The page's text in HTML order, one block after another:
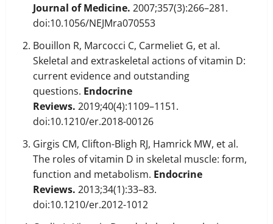
Journal of Medicine. 2007;357(3):266–281.
doi:10.1056/NEJMra070553
Bouillon R, Marcocci C, Carmeliet G, et al.
Skeletal and extraskeletal actions of vitamin D:
current evidence and outstanding
questions. Endocrine
Reviews. 2019;40(4):1109–1151.
doi:10.1210/er.2018-00126
Girgis CM, Clifton-Bligh RJ, Hamrick MW, et al.
The roles of vitamin D in skeletal muscle: form,
function and metabolism. Endocrine
Reviews. 2013;34(1):33–83.
doi:10.1210/er.2012-1012